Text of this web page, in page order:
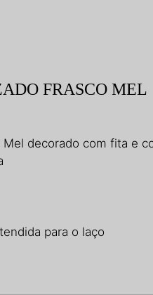
FRASCO MEL
decorado com fita e
para o laço